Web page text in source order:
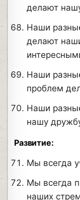
делают
Наши
делают
Наши
проблем
Наши
нашу
Развитие:
Мы всегда
Мы всегда
наших